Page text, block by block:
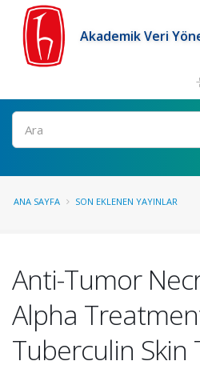
Akademik Veri
Ara
ANA SAYFA SON EKLENEN YAYINLAR
Anti-Tumor
Alpha
Tuberculin Skin